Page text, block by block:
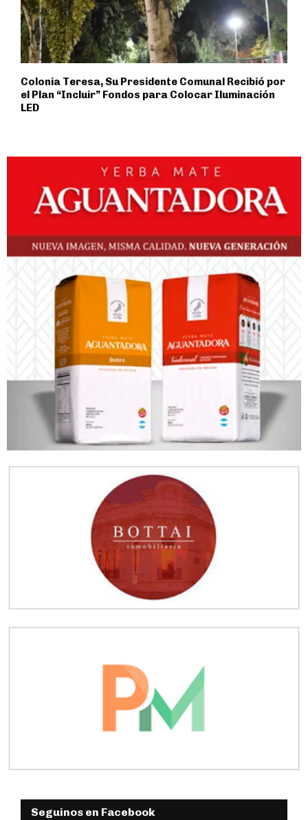
Colonia Teresa, Su Presidente Comunal Recibió por
el Plan “Incluir” Fondos para Colocar Iluminación
LED
Seguinos en Facebook